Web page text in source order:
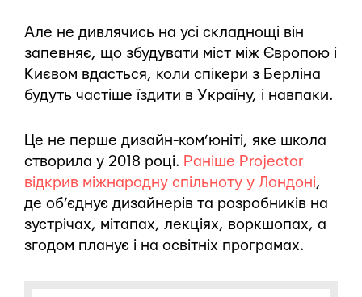
Але не дивлячись на усі складнощі він
запевняє, що збудувати міст між Європою і
Києвом вдасться, коли спікери з Берліна
будуть частіше їздити в Україну, і навпаки.
Це не перше дизайн-ком’юніті, яке школа
створила у 2018 році. Раніше Projector
відкрив міжнародну спільноту у Лондоні,
де об’єднує дизайнерів та розробників на
зустрічах, мітапах, лекціях, воркшопах, а
згодом планує і на освітніх програмах.